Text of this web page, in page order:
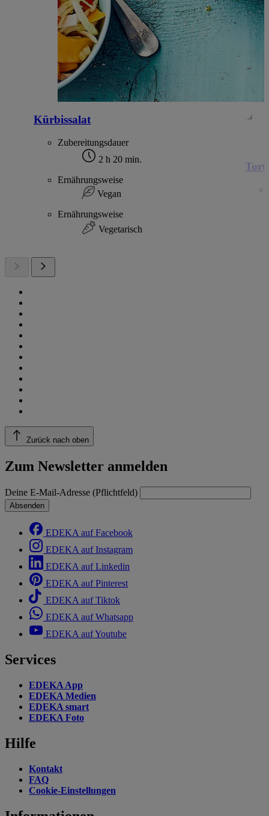
Kürbissalat
Zubereitungsdauer
2 h 20 min.
Ernährungsweise
Vegan
Ernährungsweise
Vegetarisch
Zurück nach oben
Zum Newsletter anmelden
Deine E-Mail-Adresse (Pflichtfeld)
Absenden
EDEKA auf Facebook
EDEKA auf Instagram
EDEKA auf Linkedin
EDEKA auf Pinterest
EDEKA auf Tiktok
EDEKA auf Whatsapp
EDEKA auf Youtube
Services
EDEKA App
EDEKA Medien
EDEKA smart
EDEKA Foto
Hilfe
Kontakt
FAQ
Cookie-Einstellungen